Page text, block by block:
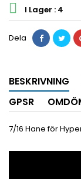
 I Lager : 4
Dela
BESKRIVNING
GPSR
7/16 Hane för